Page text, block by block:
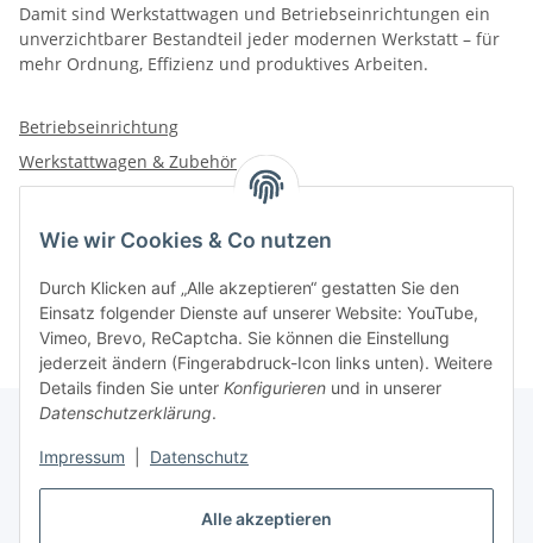
Alle akzeptieren
Wie wir Cookies & Co nutzen
Durch Klicken auf „Alle akzeptieren“ gestatten Sie den
Einsatz folgender Dienste auf unserer Website: YouTube,
Vimeo, Brevo, ReCaptcha. Sie können die Einstellung
jederzeit ändern (Fingerabdruck-Icon links unten). Weitere
Details finden Sie unter Konfigurieren und in unserer
Datenschutzerklärung.
Impressum Datenschutz
Damit sind Werkstattwagen und Betriebseinrichtungen ein
unverzichtbarer Bestandteil jeder modernen Werkstatt – für
mehr Ordnung, Effizienz und produktives Arbeiten.
Betriebseinrichtung
Werkstattwagen & Zubehör
Kategorien